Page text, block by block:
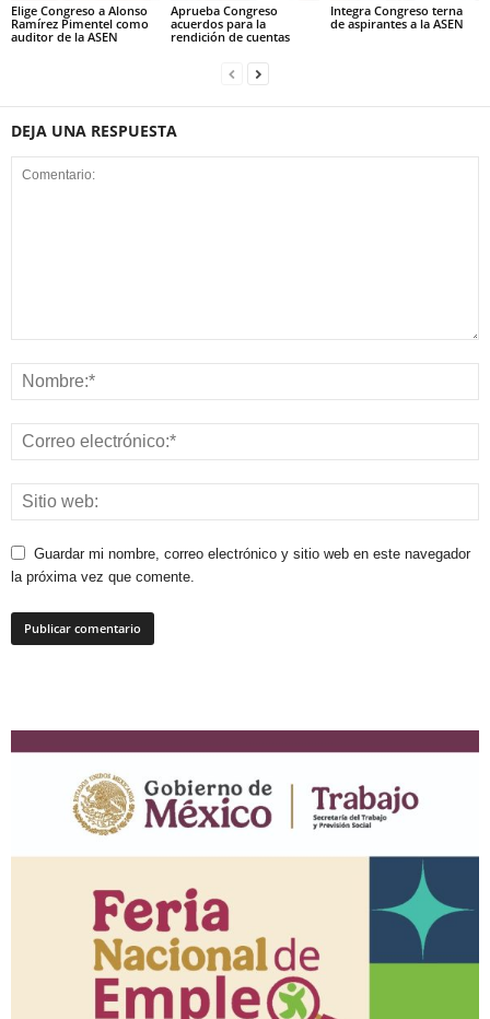
Elige Congreso a Alonso
Ramírez Pimentel como
auditor de la ASEN
Aprueba Congreso
acuerdos para la
rendición de cuentas
Integra Congreso terna
de aspirantes a la ASEN
DEJA UNA RESPUESTA
Guardar mi nombre, correo electrónico y sitio web en este navegador
la próxima vez que comente.